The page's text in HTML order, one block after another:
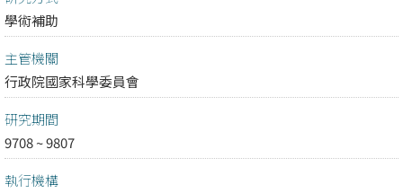
學術補助
主管機關
行政院國家科學委員會
研究期間
9708 ~ 9807
執行機構